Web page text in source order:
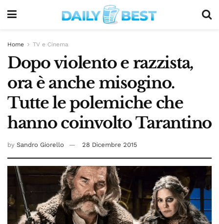
Home TV e Cinema
Dopo violento e razzista,
ora è anche misogino.
Tutte le polemiche che
hanno coinvolto Tarantino
by Sandro Giorello 28 Dicembre 2015